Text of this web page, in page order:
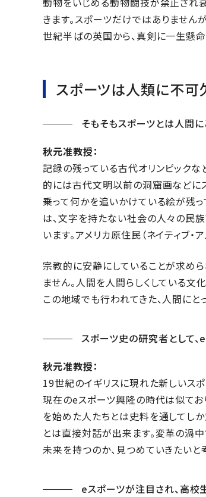
きます。スポーツだけではありません
世紀半ばの英国から、真剣に一生懸
スポーツは人類に不可
そもそもスポーツとは人間に
秋元准教授：
記録の残っている古代オリンピック
的には古代文明以前の洞窟画などに
乗って何かを追いかけている絵が残
は、文字を持たない社会の人々の民
います。アメリカ原住民（ネイティブ
宗教的に安静にしていることが求め
ません。人間を人間らしくしている文
この地域でも行われてきた、人間にと
スポーツ史の研究者として、
秋元准教授：
19世紀のイギリスに現れた新しいス
現在のeスポーツ興隆の時代は似てお
を始めた人たちとは史料を通してし
とは直接対話が出来ます。変革の渦
未来を持つのか、見つめていきたいと
eスポーツが注目され、高校